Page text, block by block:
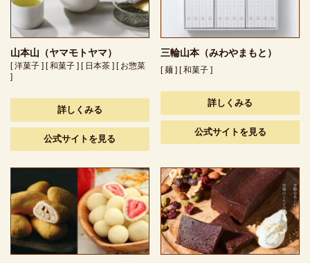
山本山（ヤマモトヤマ）
[ 洋菓子 ] [ 和菓子 ] [ 日本茶 ] [ お惣菜
]
詳しくみる
公式サイトを見る
三輪山本（みわやまもと）
[ 麺 ] [ 和菓子 ]
詳しくみる
公式サイトを見る